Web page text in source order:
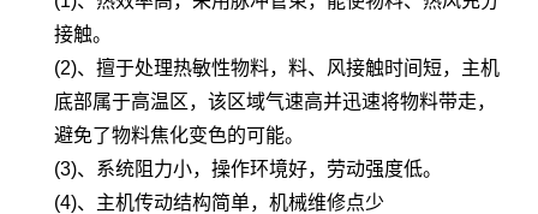
接触。
(2)、擅于处理热敏性物料，料、风接触时间短，主机
底部属于高温区，该区域气速高并迅速将物料带走，
避免了物料焦化变色的可能。
(3)、系统阻力小，操作环境好，劳动强度低。
(4)、主机传动结构简单，机械维修点少